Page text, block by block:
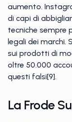
aumento.
di capi di
tecniche sempre
legali dei marchi.
sui prodotti di
oltre 50.000
questi falsi[9].
La Frode